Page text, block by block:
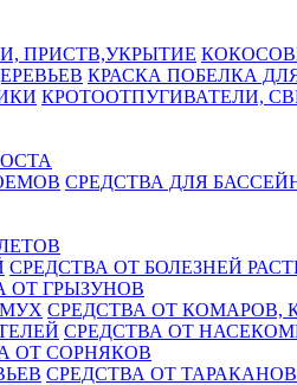
КРАСКА ПОБЕЛКА
КРОТООТПУГИВАТЕЛИ,
СРЕДСТВА ДЛЯ
СРЕДСТВА ОТ БОЛЕЗНЕЙ
ОТ ГРЫЗУНОВ
СРЕДСТВА ОТ КОМАРОВ,
СРЕДСТВА ОТ
ОТ СОРНЯКОВ
СРЕДСТВА ОТ